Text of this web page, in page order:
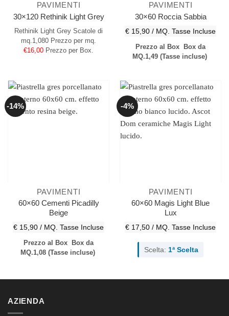
PAVIMENTI
30×120 Rethinik Light Grey
Rethinik Light Grey Scatole di
mq.1,080 Prezzo per mq.
€16,00 Prezzo per Box.
PAVIMENTI
30×60 Roccia Sabbia
€ 15,90 / MQ. Tasse Incluse
Prezzo al Box
Box da
MQ.1,49 (Tasse incluse)
-14%
PAVIMENTI
60×60 Cementi Picadilly
Beige
€ 15,90 / MQ. Tasse Incluse
Prezzo al Box
Box da
MQ.1,08 (Tasse incluse)
-4%
PAVIMENTI
60×60 Magis Light Blue
Lux
€ 17,50 / MQ. Tasse Incluse
Scelta: 1ª Scelta
AZIENDA